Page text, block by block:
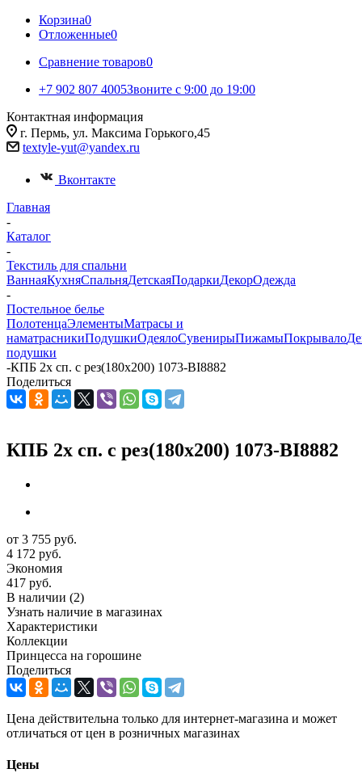
Корзина0
Отложенные0
Сравнение товаров0
+7 902 807 4005Звоните с 9:00 до 19:00
Контактная информация
г. Пермь, ул. Максима Горького,45
textyle-yut@yandex.ru
Вконтакте
Главная
-
Каталог
-
Текстиль для спальни
ВаннаяКухняСпальняДетскаяПодаркиДекорОдежда
-
Постельное белье
ПолотенцаЭлементыМатрасы и
наматрасникиПодушкиОдеялоСувенирыПижамыПокрывало
подушки
-КПБ 2х сп. с рез(180х200) 1073-BI8882
Поделиться
КПБ 2х сп. с рез(180х200) 1073-BI8882
от 3 755 руб.
4 172 руб.
Экономия
417 руб.
В наличии (2)
Узнать наличие в магазинах
Характеристики
Коллекции
Принцесса на горошине
Поделиться
Цена действительна только для интернет-магазина и может
отличаться от цен в розничных магазинах
Цены